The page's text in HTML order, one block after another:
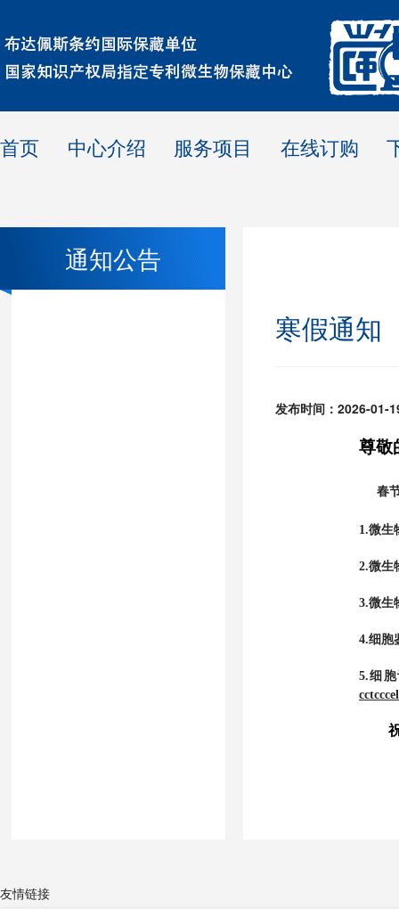
首页 中心介绍 服务项目 在线订购
通知公告
寒假通知
发布时间：2026-01-
尊敬
春
1.微生
2.微生
3.微生
4.细胞
5.细
友情链接